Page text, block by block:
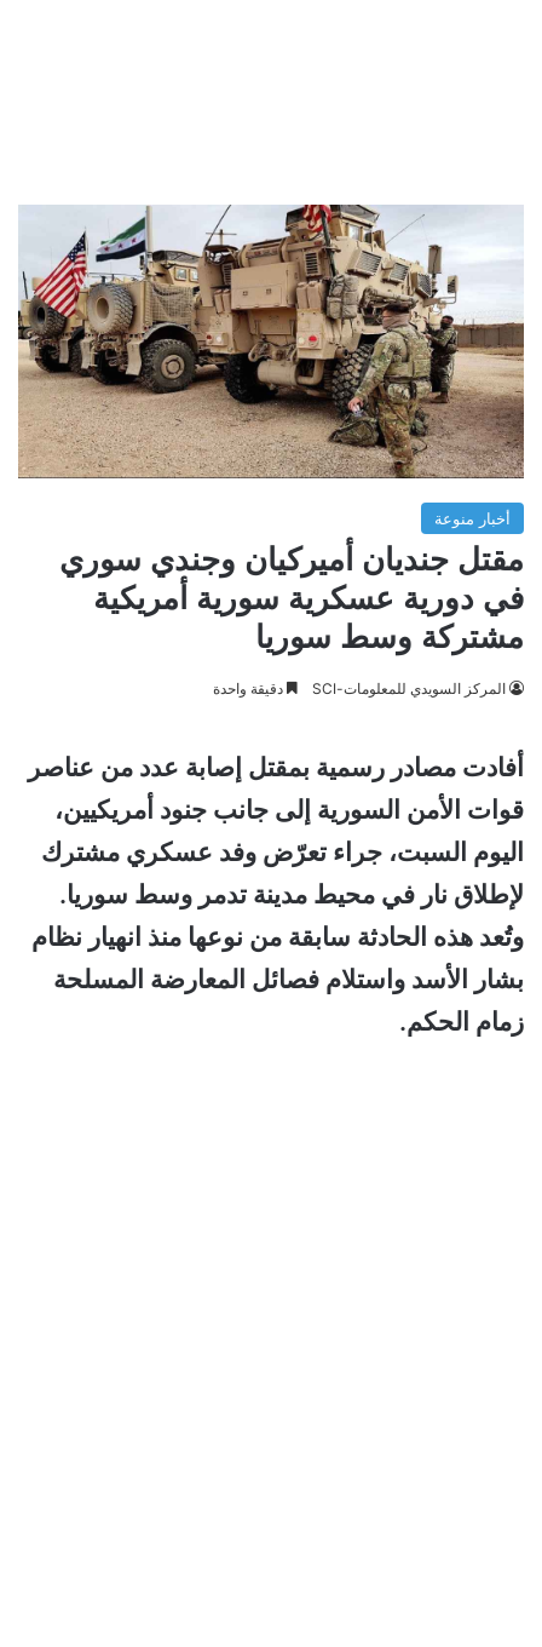
أخبار منوعة
مقتل جنديان أميركيان وجندي سوري
في دورية عسكرية سورية أمريكية
مشتركة وسط سوريا
المركز السويدي للمعلومات-SCI دقيقة واحدة
أفادت مصادر رسمية بمقتل إصابة عدد من عناصر
قوات الأمن السورية إلى جانب جنود أمريكيين،
اليوم السبت، جراء تعرّض وفد عسكري مشترك
لإطلاق نار في محيط مدينة تدمر وسط سوريا.
وتُعد هذه الحادثة سابقة من نوعها منذ انهيار نظام
بشار الأسد واستلام فصائل المعارضة المسلحة
زمام الحكم.